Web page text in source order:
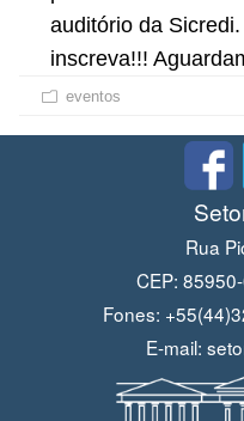
auditório da
inscreva!!!
eventos
Rua
Fones:
E-mail: